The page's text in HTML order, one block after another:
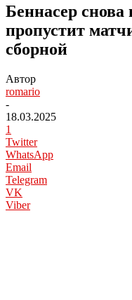
Беннасер
пропустит
сборной
Автор
romario
-
18.03.2025
1
Twitter
WhatsApp
Email
Telegram
VK
Viber